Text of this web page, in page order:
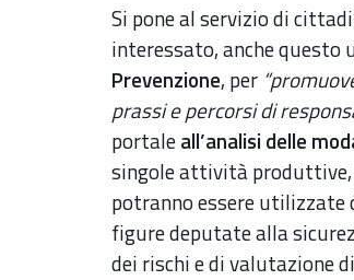
Si pone al servizio di
interessato, anche questo
Prevenzione, per
prassi e percorsi di
portaleall’analisi delle
singole attività
potranno essere utilizzate
figure deputate alla
dei rischi e di valutazione